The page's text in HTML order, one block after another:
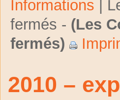
Informations
fermés - (Les
fermés)
2010 –